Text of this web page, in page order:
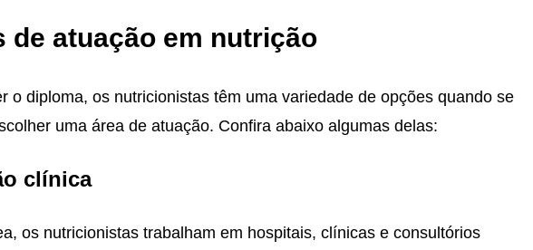
de atuação em nutrição
o diploma, os nutricionistas têm uma variedade de opções quando se
uma área de atuação. Confira abaixo algumas delas:
clínica
os nutricionistas trabalham em hospitais, clínicas e consultórios